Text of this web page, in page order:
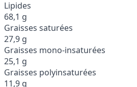
Lipides
68,1 g
Graisses saturées
27,9 g
Graisses mono-insaturées
25,1 g
Graisses polyinsaturées
11,9 g